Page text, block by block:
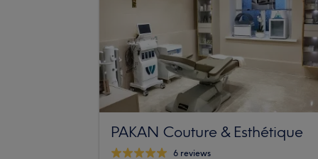
PAKAN Couture & Esthétique
6 reviews